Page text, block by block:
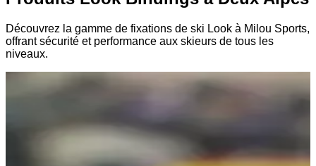
Découvrez la gamme de fixations de ski Look à Milou Sports,
offrant sécurité et performance aux skieurs de tous les
niveaux.